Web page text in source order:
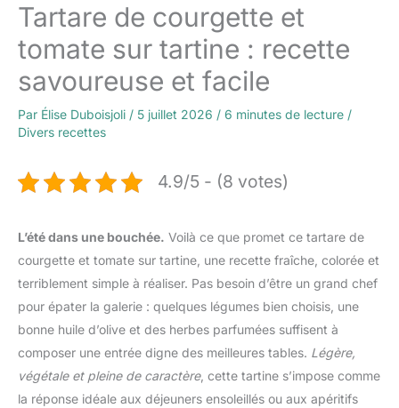
Tartare de courgette et
tomate sur tartine : recette
savoureuse et facile
Par Élise Duboisjoli / 5 juillet 2026 / 6 minutes de lecture /
Divers recettes
4.9/5 - (8 votes)
L’été dans une bouchée. Voilà ce que promet ce tartare de
courgette et tomate sur tartine, une recette fraîche, colorée et
terriblement simple à réaliser. Pas besoin d’être un grand chef
pour épater la galerie : quelques légumes bien choisis, une
bonne huile d’olive et des herbes parfumées suffisent à
composer une entrée digne des meilleures tables. Légère,
végétale et pleine de caractère, cette tartine s’impose comme
la réponse idéale aux déjeuners ensoleillés ou aux apéritifs